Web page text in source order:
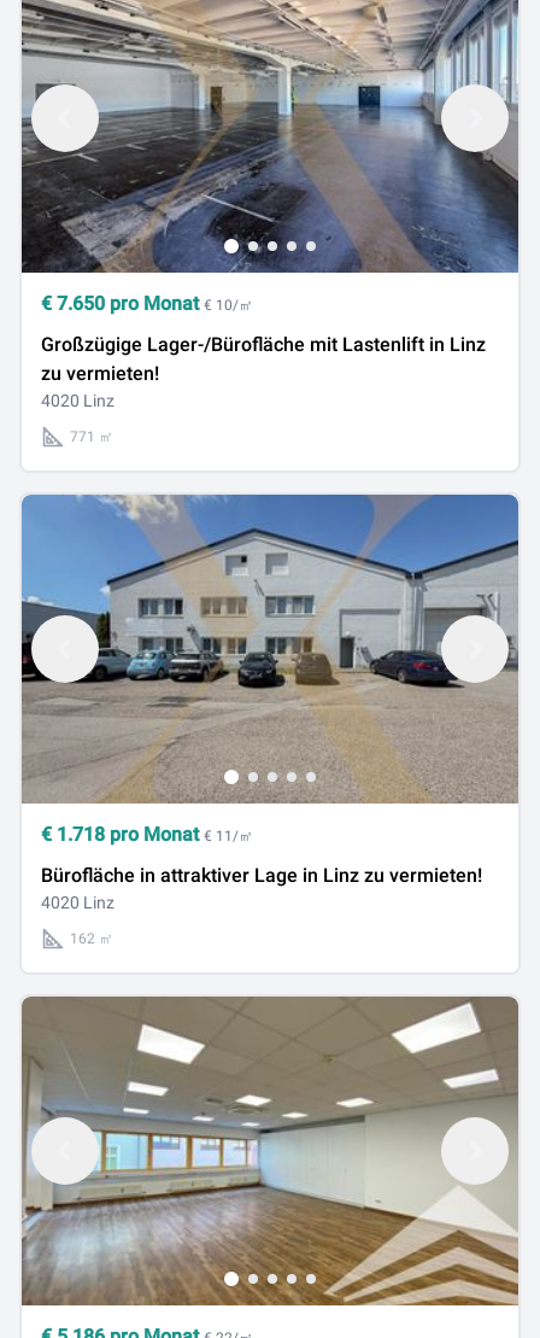
€ 7.650 pro Monat € 10/㎡
Großzügige Lager-/Bürofläche mit Lastenlift in Linz
zu vermieten!
4020 Linz
771 ㎡
€ 1.718 pro Monat € 11/㎡
Bürofläche in attraktiver Lage in Linz zu vermieten!
4020 Linz
162 ㎡